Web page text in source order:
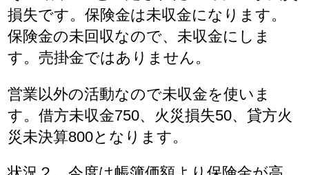
損失です。保険金は未収金になります。
保険金の未回収なので、未収金にしま
す。売掛金ではありません。
営業以外の活動なので未収金を使いま
す。借方未収金750、火災損失50、貸方火
災未決算800となります。